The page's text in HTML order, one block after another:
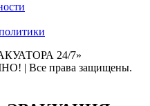
24/7»
| Все права защищены.